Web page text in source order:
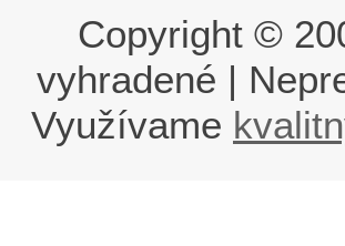
Copyright ©
vyhradené |
Využívame